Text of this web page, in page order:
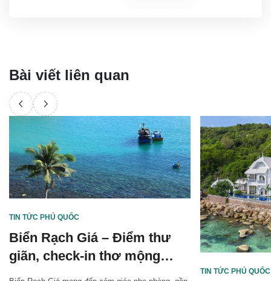
Bài viết liên quan
TIN TỨC PHÚ QUỐC
Biển Rạch Giá – Điểm thư
giãn, check-in thơ mộng
giữa lòng miền Tây
TIN TỨC PHÚ QUỐC